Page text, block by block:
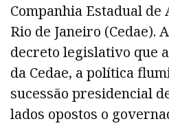
Companhia Estadual de
Rio de Janeiro (Cedae).
decreto legislativo que
da Cedae, a política
sucessão presidencial
lados opostos o